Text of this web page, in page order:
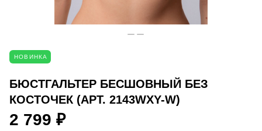
НОВИНКА
БЮСТГАЛЬТЕР БЕСШОВНЫЙ БЕЗ
КОСТОЧЕК (АРТ. 2143WXY-W)
2 799 ₽